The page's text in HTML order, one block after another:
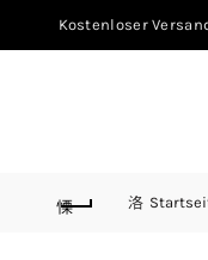
Kostenloser